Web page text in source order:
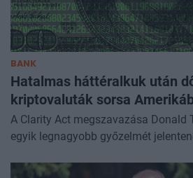
BANK
Hatalmas háttéralkuk után
kriptovaluták sorsa
A Clarity Act megszavazása Donald
egyik legnagyobb győzelmét